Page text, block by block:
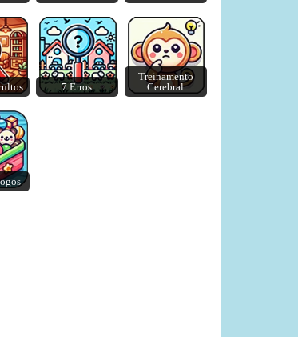
Blocks 2048 Lazy Dog
7 Erros
Treinamento
Cerebral